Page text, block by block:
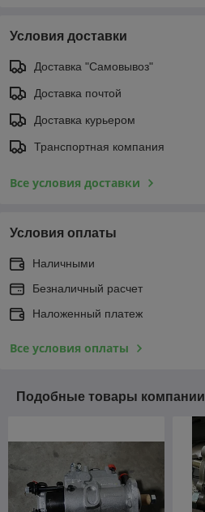
Условия доставки
Доставка "Самовывоз"
Доставка почтой
Доставка курьером
Транспортная компания
Все условия доставки
Условия оплаты
Наличными
Безналичный расчет
Наложенный платеж
Все условия оплаты
Подобные товары компании